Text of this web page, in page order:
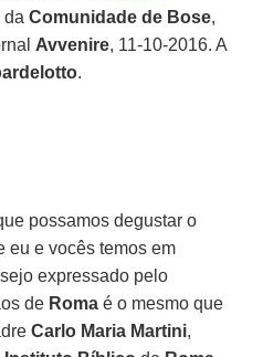
daComunidade de Bose,
Avvenire, 11-10-2016. A
.
possamos degustar o
eu e vocês temos em
expressado pelo
de Roma é o mesmo que
Carlo Maria Martini,